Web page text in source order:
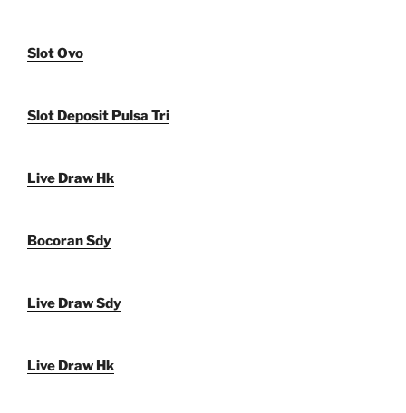
Slot Ovo
Slot Deposit Pulsa Tri
Live Draw Hk
Bocoran Sdy
Live Draw Sdy
Live Draw Hk